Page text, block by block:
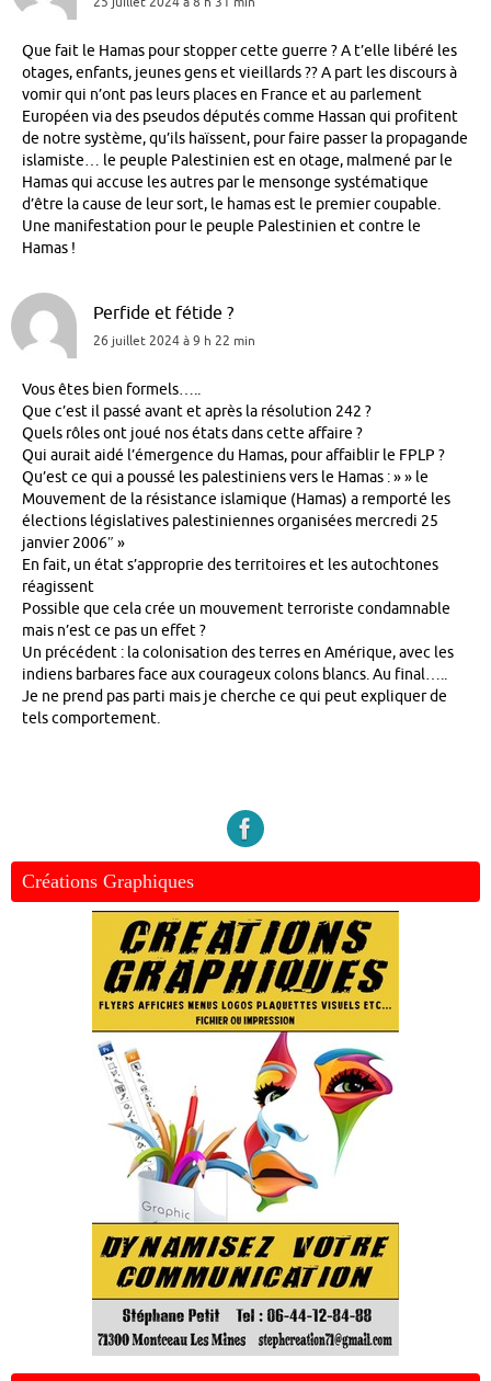
Que fait le Hamas pour stopper cette guerre ? A t’elle libéré les
otages, enfants, jeunes gens et vieillards ?? A part les discours à
vomir qui n’ont pas leurs places en France et au parlement
Européen via des pseudos députés comme Hassan qui profitent
de notre système, qu’ils haïssent, pour faire passer la propagande
islamiste… le peuple Palestinien est en otage, malmené par le
Hamas qui accuse les autres par le mensonge systématique
d’être la cause de leur sort, le hamas est le premier coupable.
Une manifestation pour le peuple Palestinien et contre le
Hamas !
Perfide et fétide ?
26 juillet 2024 à 9 h 22 min
Vous êtes bien formels…..
Que c’est il passé avant et après la résolution 242 ?
Quels rôles ont joué nos états dans cette affaire ?
Qui aurait aidé l’émergence du Hamas, pour affaiblir le FPLP ?
Qu’est ce qui a poussé les palestiniens vers le Hamas : » » le
Mouvement de la résistance islamique (Hamas) a remporté les
élections législatives palestiniennes organisées mercredi 25
janvier 2006″ »
En fait, un état s’approprie des territoires et les autochtones
réagissent
Possible que cela crée un mouvement terroriste condamnable
mais n’est ce pas un effet ?
Un précédent : la colonisation des terres en Amérique, avec les
indiens barbares face aux courageux colons blancs. Au final…..
Je ne prend pas parti mais je cherche ce qui peut expliquer de
tels comportement.
Créations Graphiques